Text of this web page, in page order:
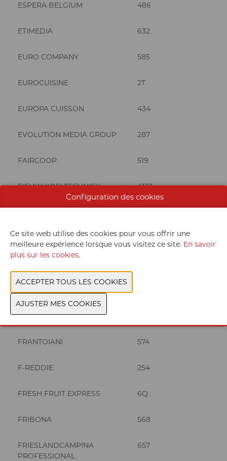
ESPERA BELGIUM 486
ETIMEDIA 632
EURO COMPANY 585
EUROCUISINE 2T
EUROPA CUISSON 434
EVOLUTION MEDIA GROUP 287
FAIRCOOP 519
FIEUW KOELTECHNIEK 4133
FIRSTAID4ALL 404
FOOD & VISION
FRANKY FRESH FOOD
FRANTOIANI 574
F-REDDIE 254
FRESH FRUIT EXPRESS 6Q
FRIBONA 568
FRIESLANDCAMPINA
PROFESSIONAL
657
Configuration des cookies
Ce site web utilise des cookies pour vous offrir une
meilleure expérience lorsque vous visitez ce site. En savoir
plus sur les cookies.